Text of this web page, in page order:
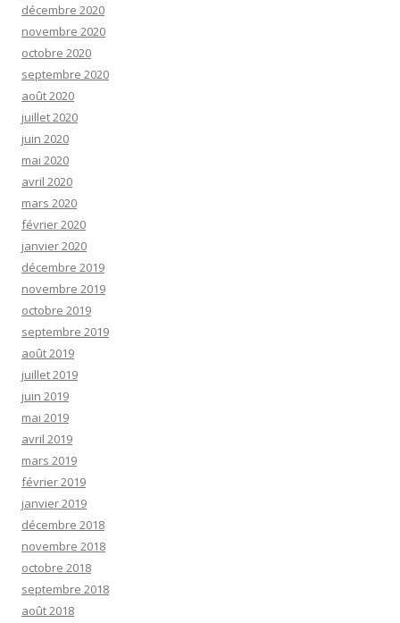
décembre 2020
novembre 2020
octobre 2020
septembre 2020
août 2020
juillet 2020
juin 2020
mai 2020
avril 2020
mars 2020
février 2020
janvier 2020
décembre 2019
novembre 2019
octobre 2019
septembre 2019
août 2019
juillet 2019
juin 2019
mai 2019
avril 2019
mars 2019
février 2019
janvier 2019
décembre 2018
novembre 2018
octobre 2018
septembre 2018
août 2018